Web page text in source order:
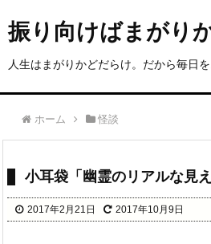
振り向けばまがり
人生はまがりかどだらけ。だから毎日を
ホーム 怪談
小耳袋「幽霊のリアルな見え
2017年2月21日 2017年10月9日